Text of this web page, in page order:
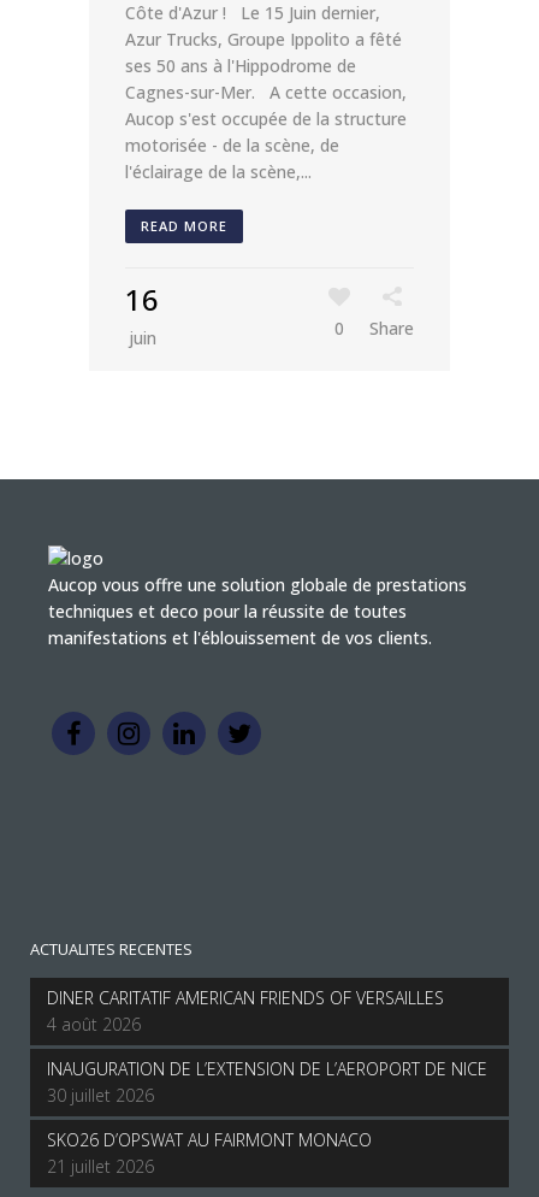
Côte d'Azur ! Le 15 Juin dernier,
Azur Trucks, Groupe Ippolito a fêté
ses 50 ans à l'Hippodrome de
Cagnes-sur-Mer. A cette occasion,
Aucop s'est occupée de la structure
motorisée - de la scène, de
l'éclairage de la scène,...
READ MORE
16
juin 0 Share
Aucop vous offre une solution globale de prestations
techniques et deco pour la réussite de toutes
manifestations et l'éblouissement de vos clients.
ACTUALITES RECENTES
DINER CARITATIF AMERICAN FRIENDS OF VERSAILLES
4 août 2026
INAUGURATION DE L’EXTENSION DE L’AEROPORT DE NICE
30 juillet 2026
SKO26 D’OPSWAT AU FAIRMONT MONACO
21 juillet 2026